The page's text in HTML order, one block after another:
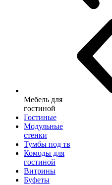
Мебель для
гостиной
Гостиные
Модульные
стенки
Тумбы под тв
Комоды для
гостиной
Витрины
Буфеты